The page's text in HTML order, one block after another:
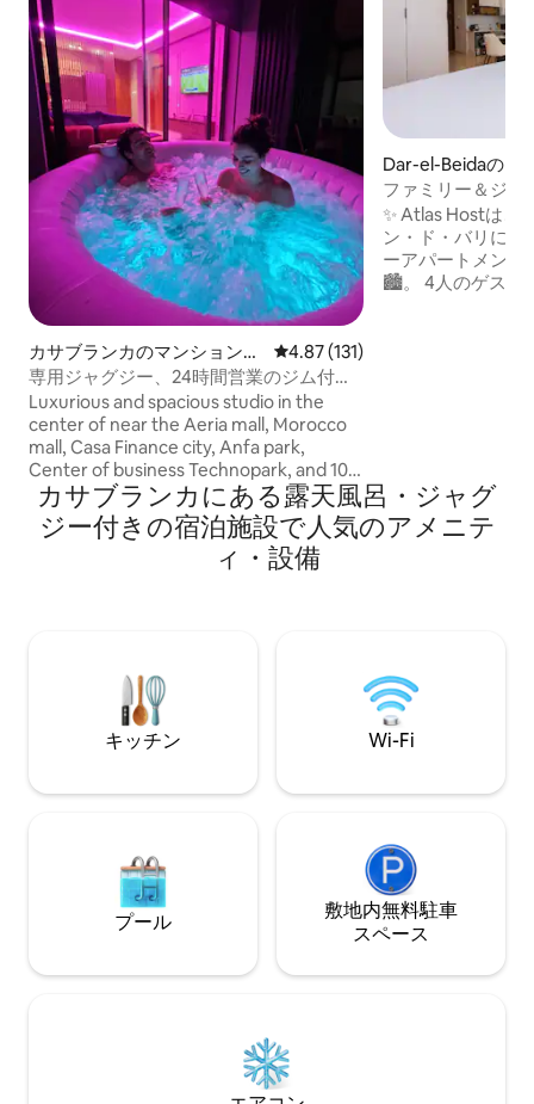
カサブランカのマンション・
アパート
レビュー131件、5つ星中4.87つ
4.87 (131)
専用ジャグジー、24時間営業のジム付き
の居心地の良いワンルーム「CFC」
Luxurious and spacious studio in the
center of near the Aeria mall, Morocco
mall, Casa Finance city, Anfa park,
Center of business Technopark, and 10
minutes from the Ain Diab beach Super
equipped sunny, located in the
prestigious CFC district A large living
room opens onto a beautiful terrace
heated jacuzzi spa available all year
round very sunny.
Dar-el-Beidaのマ
ート
ファミリー＆ジャ
場、セキュリティ
✨ Atlas Hostは、
ン・ド・バリにあ
ーアパートメント
🏙️。 4人のゲストに最適で、2室のスイー
分、ハッサン2世
カサブランカにある露天風呂・ジャグ
ジー付きの宿泊施設で人気のアメニテ
ィ・設備
キッチン Wi-Fi
プール
敷地内無料駐⁠車
ス⁠ペ⁠ー⁠ス